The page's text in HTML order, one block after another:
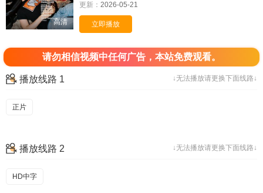
高清
更新： 2026-05-21
立即播放
请勿相信视频中任何广告，本站免费观看。
↓无法播放请更换下面线路↓
播放线路 1
正片
↓无法播放请更换下面线路↓
播放线路 2
HD中字